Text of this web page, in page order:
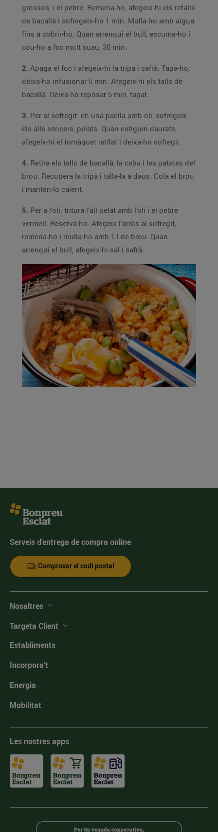
grossos, i el pebre. Remena-ho, afegeix-hi els retalls
de bacallà i sofregeix-ho 1 min. Mulla-ho amb aigua
fins a cobrir-ho. Quan arrenqui el bull, escuma-ho i
cou-ho a foc molt suau, 30 min.
2. Apaga el foc i afegeix-hi la tripa i safrà. Tapa-ho,
deixa-ho infusionar 5 min. Afegeix-hi els talls de
bacallà. Deixa-ho reposar 5 min, tapat.
3. Per al sofregit: en una paella amb oli, sofregeix
els alls sencers, pelats. Quan estiguin daurats,
afegeix-hi el tomàquet ratllat i deixa-ho sofregir.
4. Retira els talls de bacallà, la ceba i les patates del
brou. Recupera la tripa i talla-la a daus. Cola el brou
i mantén-lo calent.
5. Per a l’oli: tritura l’all pelat amb l’oli i el pebre
vermell. Reserva-ho. Afegeix l’arròs al sofregit,
remena-ho i mulla-ho amb 1 l de brou. Quan
arrenqui el bull, afegeix-hi sal i safrà.
Serveis d'entrega de compra online
Comprovar el codi postal
Nosaltres
Targeta Client
Establiments
Incorpora't
Energia
Mobilitat
Les nostres apps